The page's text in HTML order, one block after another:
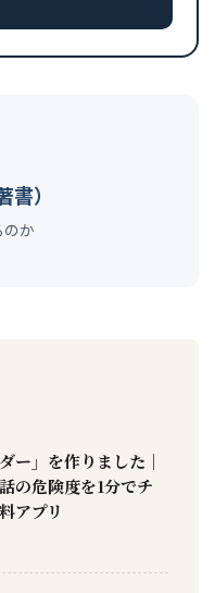
）
か
ー」を作りました｜
の危険度を1分でチ
アプリ